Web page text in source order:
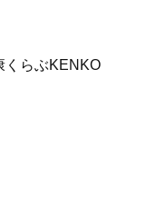
くらぶKENKO